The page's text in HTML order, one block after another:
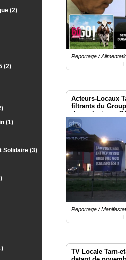
(2)
(2)
(1)
Solidaire (3)
Reportage /
Acteurs-Locaux
filtrants du
dans plusieurs
Reportage /
TV Locale Tarn-